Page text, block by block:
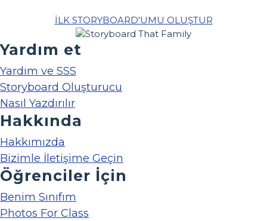
İLK STORYBOARD'UMU OLUŞTUR
Yardım et
Yardım ve SSS
Storyboard Oluşturucu
Nasıl Yazdırılır
Hakkında
Hakkımızda
Bizimle İletişime Geçin
Öğrenciler İçin
Benim Sınıfım
Photos For Class